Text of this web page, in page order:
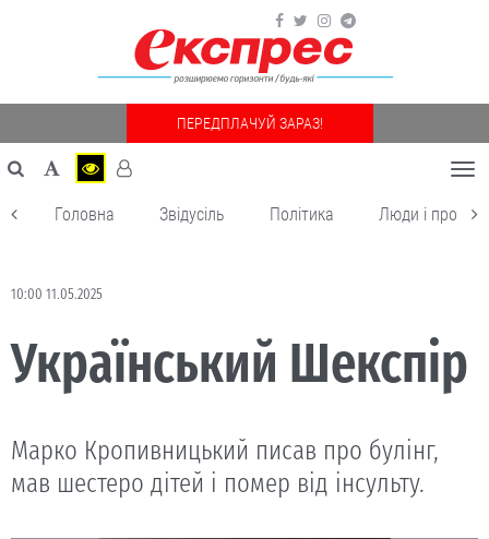
ПЕРЕДПЛАЧУЙ ЗАРАЗ!
Головна Звідусіль Політика Люди і
10:00 11.05.2025
Український Шекспір
Марко Кропивницький писав про булінг,
мав шестеро дітей і помер від інсульту.